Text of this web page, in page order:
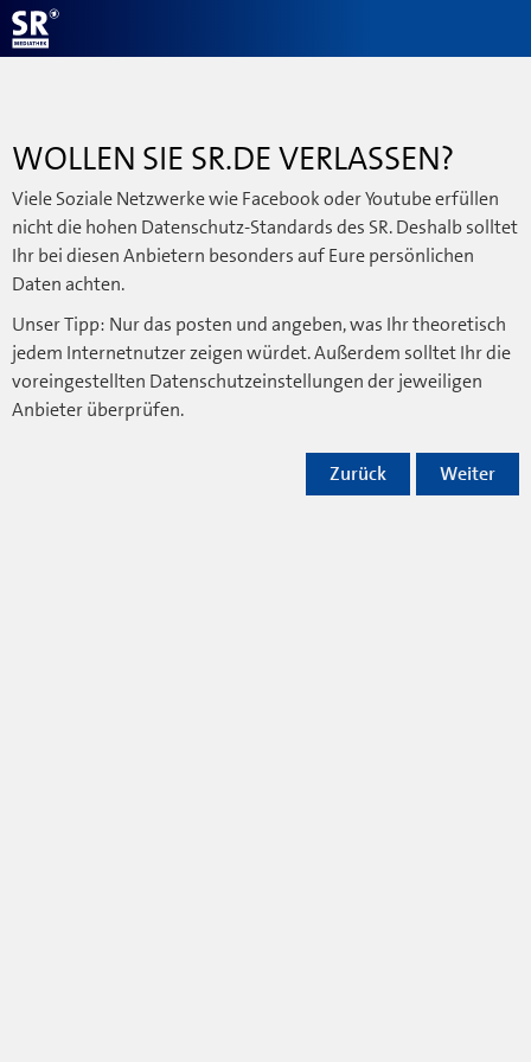
WOLLEN SIE SR.DE VERLASSEN?
Viele Soziale Netzwerke wie Facebook oder Youtube erfüllen
nicht die hohen Datenschutz-Standards des SR. Deshalb solltet
Ihr bei diesen Anbietern besonders auf Eure persönlichen
Daten achten.
Unser Tipp: Nur das posten und angeben, was Ihr theoretisch
jedem Internetnutzer zeigen würdet. Außerdem solltet Ihr die
voreingestellten Datenschutzeinstellungen der jeweiligen
Anbieter überprüfen.
Weiter
Zurück